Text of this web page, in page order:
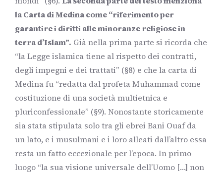
la Carta di Medina come “riferimento per
garantire i diritti alle minoranze religiose in
terra d’Islam”. Già nella prima parte si ricorda che
“la Legge islamica tiene al rispetto dei contratti,
degli impegni e dei trattati” (§8) e che la carta di
Medina fu “redatta dal profeta Muhammad come
costituzione di una società multietnica e
pluriconfessionale” (§9). Nonostante storicamente
sia stata stipulata solo tra gli ebrei Bani Ouaf da
un lato, e i musulmani e i loro alleati dall’altro essa
resta un fatto eccezionale per l’epoca. In primo
luogo “la sua visione universale dell’Uomo […] non